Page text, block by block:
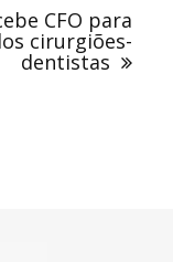
CFO para
cirurgiões-
dentistas